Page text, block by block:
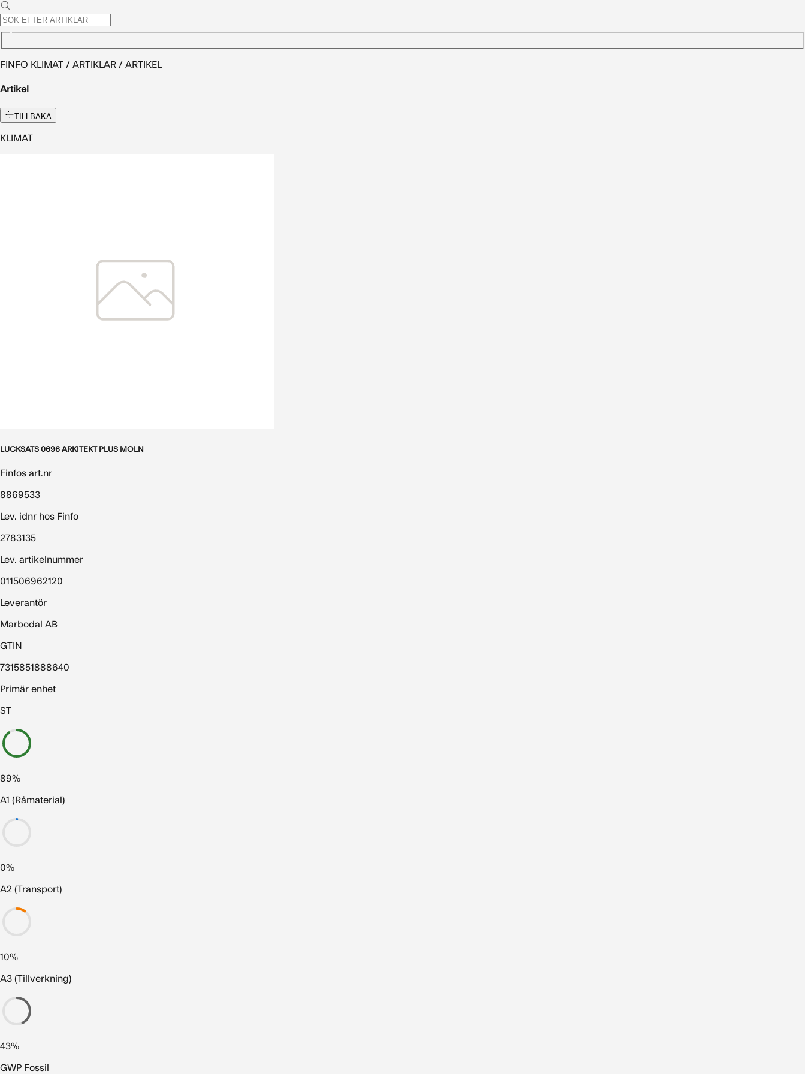
FINFO KLIMAT / ARTIKLAR / ARTIKEL
Artikel
TILLBAKA
KLIMAT
LUCKSATS 0696 ARKITEKT PLUS MOLN
Finfos art.nr
8869533
Lev. idnr hos Finfo
2783135
Lev. artikelnummer
011506962120
Leverantör
Marbodal AB
GTIN
7315851888640
Primär enhet
ST
89%
A1 (Råmaterial)
0%
A2 (Transport)
10%
A3 (Tillverkning)
43%
GWP Fossil